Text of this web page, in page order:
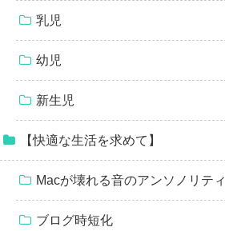
乳児
幼児
新生児
【快適な生活を求めて】
Macが壊れる音のアンソノリティ
ブログ時短化